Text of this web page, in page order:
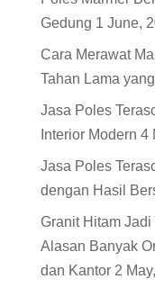
Gedung 1 June,
Cara Merawat
Tahan Lama
Jasa Poles
Interior Modern 4
Jasa Poles
dengan Hasil
Granit Hitam Jadi
Alasan Banyak
dan Kantor 2